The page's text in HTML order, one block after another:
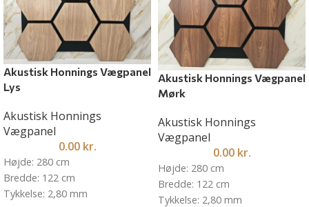
Akustisk Honnings Vægpanel
Lys
Akustisk Honnings
Vægpanel
0.00 kr.
Højde: 280 cm
Bredde: 122 cm
Tykkelse: 2,80 mm
Akustisk Honnings Vægpanel
Mørk
Akustisk Honnings
Vægpanel
0.00 kr.
Højde: 280 cm
Bredde: 122 cm
Tykkelse: 2,80 mm